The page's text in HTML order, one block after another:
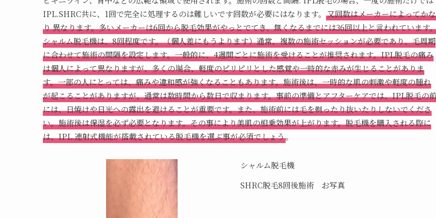
IPL.SHRC共に、1回で完全に処理するのは難しいです回数が必要にはなります。 又回数はメーカーによってかな
り 異なります。多いメーカーは6回から脱毛効果がやっとでてき、無くなるまでには36回以上と言われています
シャルム脱毛機は、8回程度です。（個人差にもうよります）通常、複数の施術セッションが必要であり、毛周期
に合わせて施術の間隔を設定します。一般的に、4週間ごとに施術を受けることが推奨されます。IPL脱毛の痛み
は個人によって異なりますが、多くの場合、軽度のピリピリとした感覚や一時的な赤みが生じることがありま
す。一部の人にとっては、痛みや違和感が強くなることもあります。施術後は、一時的な肌の刺激や軽度の腫れ
が起こることがありますが、通常は数時間から数日で収まります。事前の準備とアフターケアでは、IPL脱毛の
には、日焼けや日光への露出を避けることが重要です。また、施術前には毛を剃ったり抜いたりしないでくださ
い。施術後は保湿を必ず必要となります。その事により美肌の相乗効果が上がります。脱毛機を購入される際に
は、IPL.連射式機能が搭載されている脱毛機を選ぶ事が必須でしょう。
シャルム脱毛機
SHRC脱毛8回後施術 お写真